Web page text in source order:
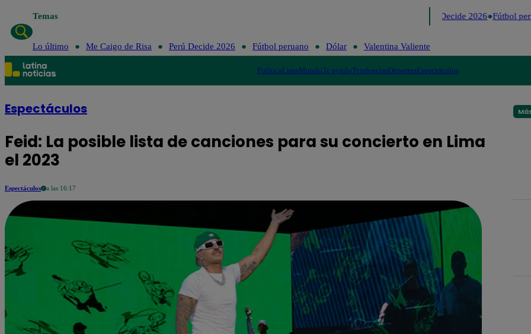
Temas Perú Decide 2026 Fútbol
Lo último Me Caigo de Risa Perú Decide 2026 Fútbol peruano Dólar Valentina Valiente
PolíticaLimaMundoTe ayudoTendenciasDeportesEspectáculos
Espectáculos
Feid: La posible lista de canciones para su concierto en Lima
el 2023
Espectáculos a las 16:17